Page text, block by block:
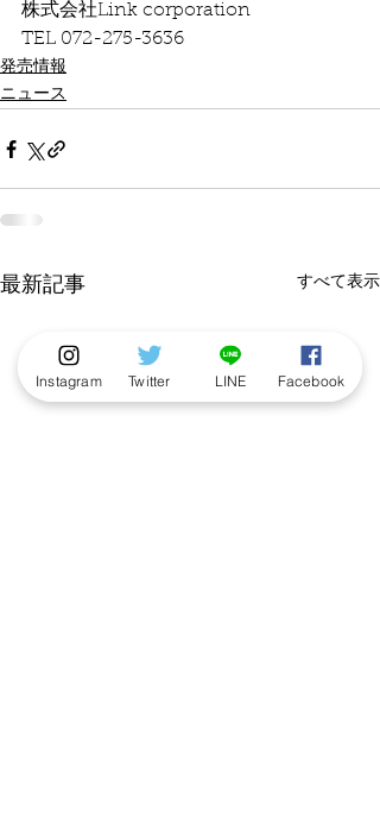
株式会社Link corporation
TEL 072-275-3636
発売情報
ニュース
最新記事 すべて表示
Instagram Twitter LINE Facebook